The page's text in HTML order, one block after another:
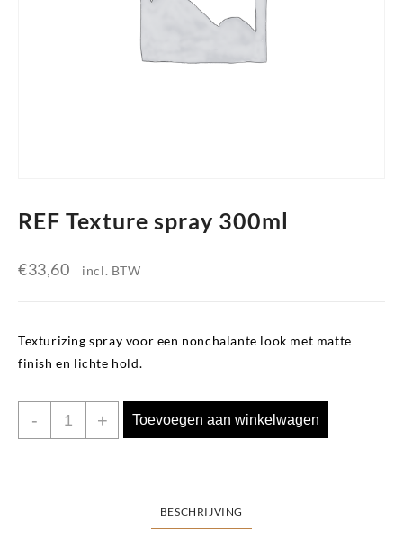
REF Texture spray 300ml
€33,60 incl. BTW
Texturizing spray voor een nonchalante look met matte
finish en lichte hold.
-
REF
Texture
+ Toevoegen aan winkelwagen
BESCHRIJVING